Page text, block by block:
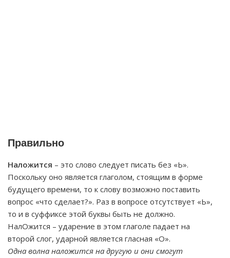
Правильно
Наложится – это слово следует писать без «Ь».
Поскольку оно является глаголом, стоящим в форме
будущего времени, то к слову возможно поставить
вопрос «что сделает?». Раз в вопросе отсутствует «Ь»,
то и в суффиксе этой буквы быть не должно.
НалОжится – ударение в этом глаголе падает на
второй слог, ударной является гласная «О».
Одна волна наложится на другую и они смогут